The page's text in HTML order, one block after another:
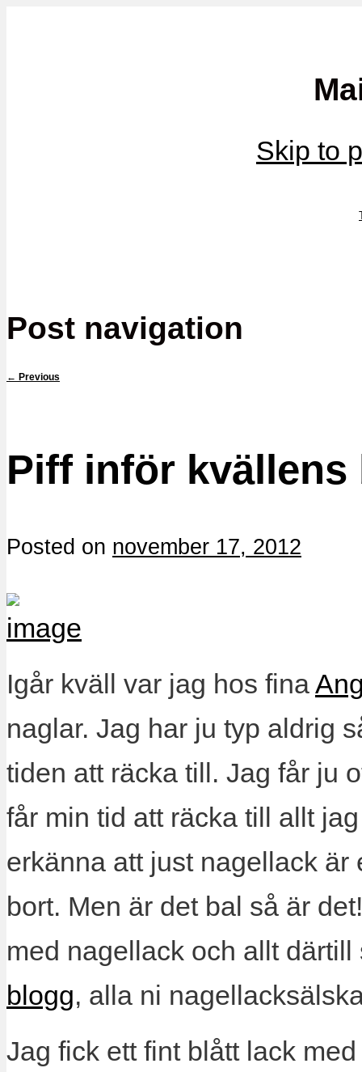
Skip to
Post navigation
← Previous
Piff inför kvällens
Posted on november 17, 2012
Igår kväll var jag hos fina
naglar. Jag har ju typ aldrig
tiden att räcka till. Jag får ju
får min tid att räcka till allt
erkänna att just nagellack
bort. Men är det bal så är
med nagellack och allt
blogg, alla ni
Jag fick ett fint blått lack